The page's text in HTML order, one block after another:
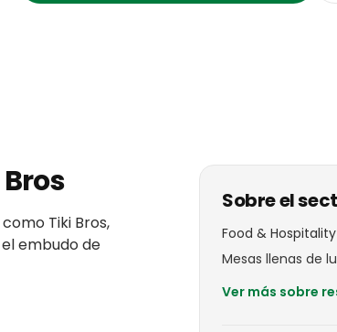
como Tiki Bros,
embudo de
Sobre el
Food & Hospitality
Mesas llenas de
Ver más sobre